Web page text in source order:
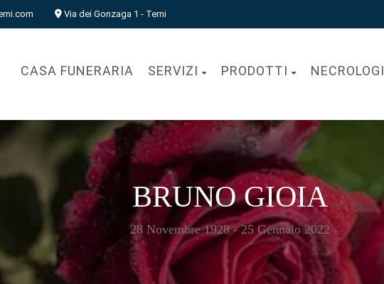
Via dei Gonzaga 1 - Terni
CASA FUNERARIA SERVIZI PRODOTTI NECROLOGI
BRUNO GIOIA
28 Novembre 1928 - 25 Gennaio 2022